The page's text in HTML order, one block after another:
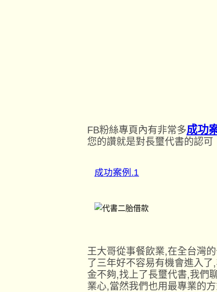
FB粉絲專頁內有非常多成功
您的讚就是對長璽代書的認可
成功案例.1
王大哥從事餐飲業,在全台灣
了三年好不容易有機會進入
金不夠,找上了長璽代書,我們
業心,當然我們也用最專業的